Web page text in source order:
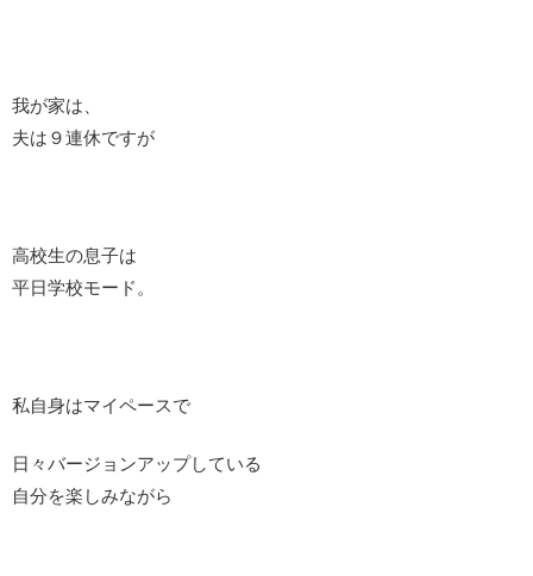
我が家は、
夫は９連休ですが
高校生の息子は
平日学校モード。
私自身はマイペースで
日々バージョンアップしている
自分を楽しみながら